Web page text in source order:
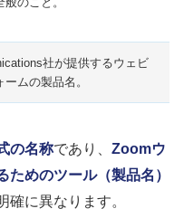
社が提供するウェビ
ムの製品名。
の名称であり、 Zoomウ
ためのツール（製品名）
確に異なります。